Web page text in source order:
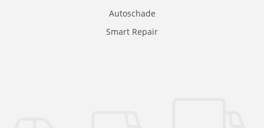
Autoschade
Smart Repair